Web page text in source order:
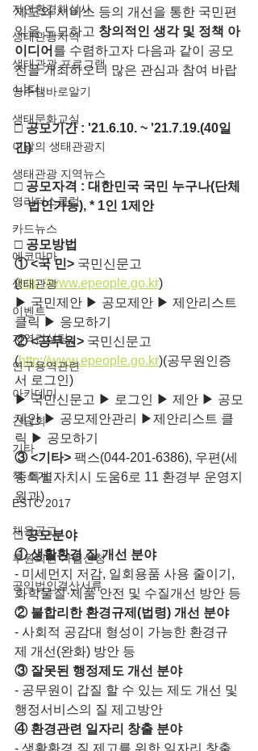
자연환경해설사
생태관광지역
생태관광 프로그램
영주댐바로알기
생태문화교실
이달의 생태관광지
생태관광 지역뉴스
영리더스클럽
카드뉴스
에코마마
생태관광
이벤트
지역컨설팅
연구용역관련
아카데미
간담회
기타
책 소개
ESTC 2017
채용공고
후원회원 가입신청
공익법인결산서류
제도와 서비스 등의 개선을 통한 국민편
익을 도모하고 창의적인 생각 및 정책 아
이디어 를 수렴하고자 다음과 같이 공모
전을 개최하오니 많은 관심과 참여 바랍
니다.
□ 공모기간 : '21.6.10. ~ '21.7.19.(40일
간)
□ 공모자격 : 대한민국 국민 누구나(단체
ㆍ법인가능), * 1인 1제안
□ 공모방법
① <국 민> 국민신문고
(http://www.epeople.go.kr)
▶ 국민제안 ▶ 공모제안 ▶ 제안리스트
클릭 ▶ 응모하기
② <공무원> 국민신문고
(http://www.epeople.go.kr)(공무원인증
서 로그인)
▶ 국민신문고 ▶ 로그인 ▶ 제안 ▶ 공모
제안 ▶ 공모제안관리 ▶제안리스트 클
릭 ▶ 공모하기
③ <기타> 팩스(044-201-6386), 우편(세
종특별자치시 도움6로 11 환경부 운영지
원과)
□ 공모분야
① 생활환경 질 개선 분야
- 미세먼지 저감, 일회용품 사용 줄이기,
화학물질·제품 안전 및 수질개선 방안 등
② 불합리한 환경규제(법령) 개선 분야
- 사회적 공감대 형성이 가능한 환경규
제 개선(완화) 방안 등
③ 잘못된 행정제도 개선 분야
- 공무원이 갑질 할 수 있는 제도 개선 및
행정서비스의 질 제고방안
④ 환경관련 일자리 창출 분야
- 생활환경 질 제고를 위한 일자리 창출